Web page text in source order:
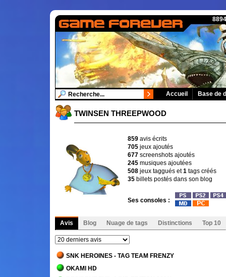
Accueil Base de
TWINSEN THREEPWOOD
859 avis écrits
705 jeux ajoutés
677 screenshots ajoutés
245 musiques ajoutées
508 jeux taggués et1 tags créés
35 billets postés dans son blog
Ses consoles :
Avis Blog Nuage de tags Distinctions Top 10
SNK HEROINES - TAG TEAM FRENZY
OKAMI HD